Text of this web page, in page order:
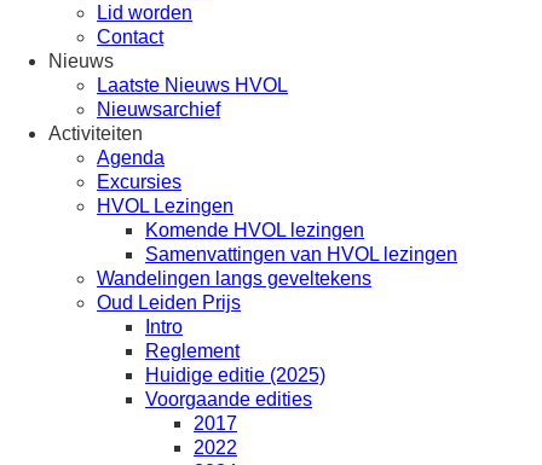
Lid worden
Contact
Nieuws
Laatste Nieuws HVOL
Nieuwsarchief
Activiteiten
Agenda
Excursies
HVOL Lezingen
Komende HVOL lezingen
Samenvattingen van HVOL lezingen
Wandelingen langs geveltekens
Oud Leiden Prijs
Intro
Reglement
Huidige editie (2025)
Voorgaande edities
2017
2022